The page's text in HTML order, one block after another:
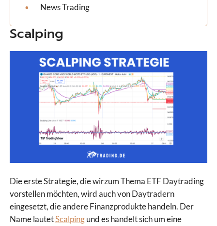
News Trading
Scalping
Die erste Strategie, die wirzum Thema ETF Daytrading
vorstellen möchten, wird auch von Daytradern
eingesetzt, die andere Finanzprodukte handeln. Der
Name lautetScalpingund es handelt sich um eine